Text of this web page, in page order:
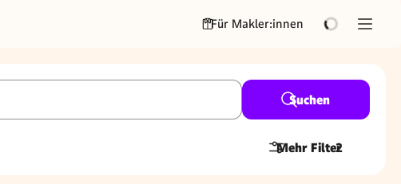
Für Makler:innen
Suchen
Mehr Filter
2